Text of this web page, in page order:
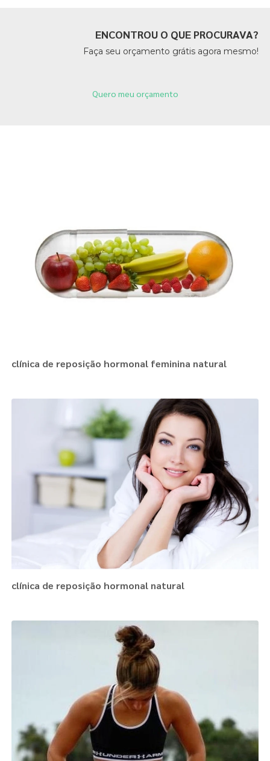
ENCONTROU O QUE PROCURAVA?
Faça seu orçamento grátis agora mesmo!
Quero meu orçamento
clínica de reposição hormonal feminina natural
clínica de reposição hormonal natural